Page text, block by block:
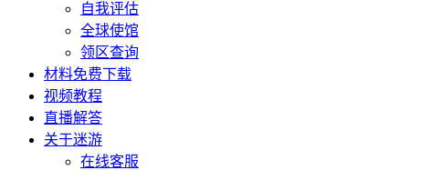
自我评估
全球使馆
领区查询
材料免费下载
视频教程
直播解答
关于迷游
在线客服